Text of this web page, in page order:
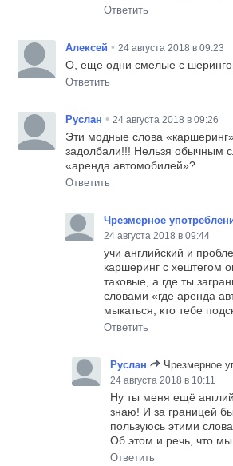
Ответить
Алексей • 24 августа 2018 в 09:23
О, еще одни смелые с
Ответить
Руслан • 24 августа 2018 в 09:26
Эти модные слова
задолбали!!! Нельзя обычным
«аренда автомобилей»?
Ответить
Чрезмерное
24 августа 2018 в 09:44
учи английский и
каршеринг с хештегом
таковые, а где ты
словами «где аренда
мыкаться, кто тебе
Ответить
Руслан Чрезмерное
24 августа 2018 в 10:11
Ну ты меня ещё
знаю! И за границей
пользуюсь этими
Об этом и речь, что
Ответить